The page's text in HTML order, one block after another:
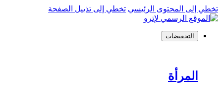
تخطي إلى المحتوى الرئيسي تخطي إلى تذييل الصفحة
التخفيضات
المرأة